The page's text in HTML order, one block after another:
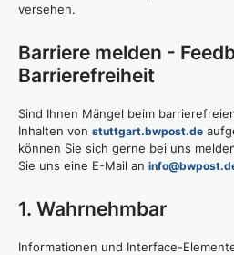
versehen.
Barriere melden -
Barrierefreiheit
Sind Ihnen Mängel beim
Inhalten von stuttgart.bwpost.de
können Sie sich gerne bei uns
Sie uns eine E-Mail an
1. Wahrnehmbar
Informationen und Interface-